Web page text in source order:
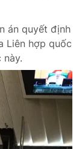
án quyết định
Liên hợp quốc